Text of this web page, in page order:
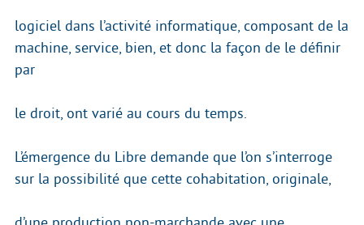
logiciel dans l’activité informatique, composant de la
machine, service, bien, et donc la façon de le définir
par
le droit, ont varié au cours du temps.
L’émergence du Libre demande que l’on s’interroge
sur la possibilité que cette cohabitation, originale,